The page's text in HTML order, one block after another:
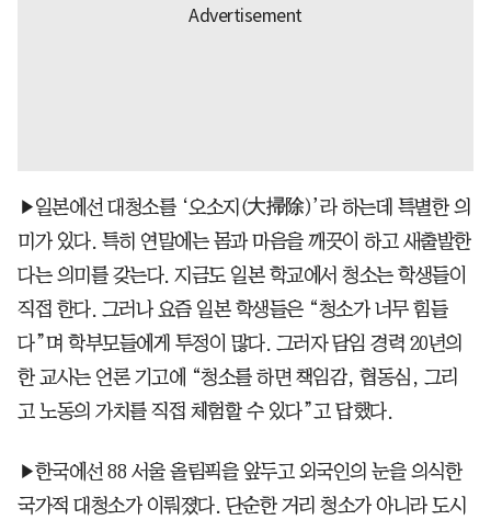
▶일본에선 대청소를 ‘오소지(大掃除)’라 하는데 특별한 의
미가 있다. 특히 연말에는 몸과 마음을 깨끗이 하고 새출발한
다는 의미를 갖는다. 지금도 일본 학교에서 청소는 학생들이
직접 한다. 그러나 요즘 일본 학생들은 “청소가 너무 힘들
다”며 학부모들에게 투정이 많다. 그러자 담임 경력 20년의
한 교사는 언론 기고에 “청소를 하면 책임감, 협동심, 그리
고 노동의 가치를 직접 체험할 수 있다”고 답했다.
▶한국에선 88 서울 올림픽을 앞두고 외국인의 눈을 의식한
국가적 대청소가 이뤄졌다. 단순한 거리 청소가 아니라 도시